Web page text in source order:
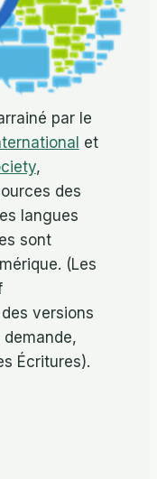
par le
et
,
des
langues
sont
(Les
versions
Écritures).